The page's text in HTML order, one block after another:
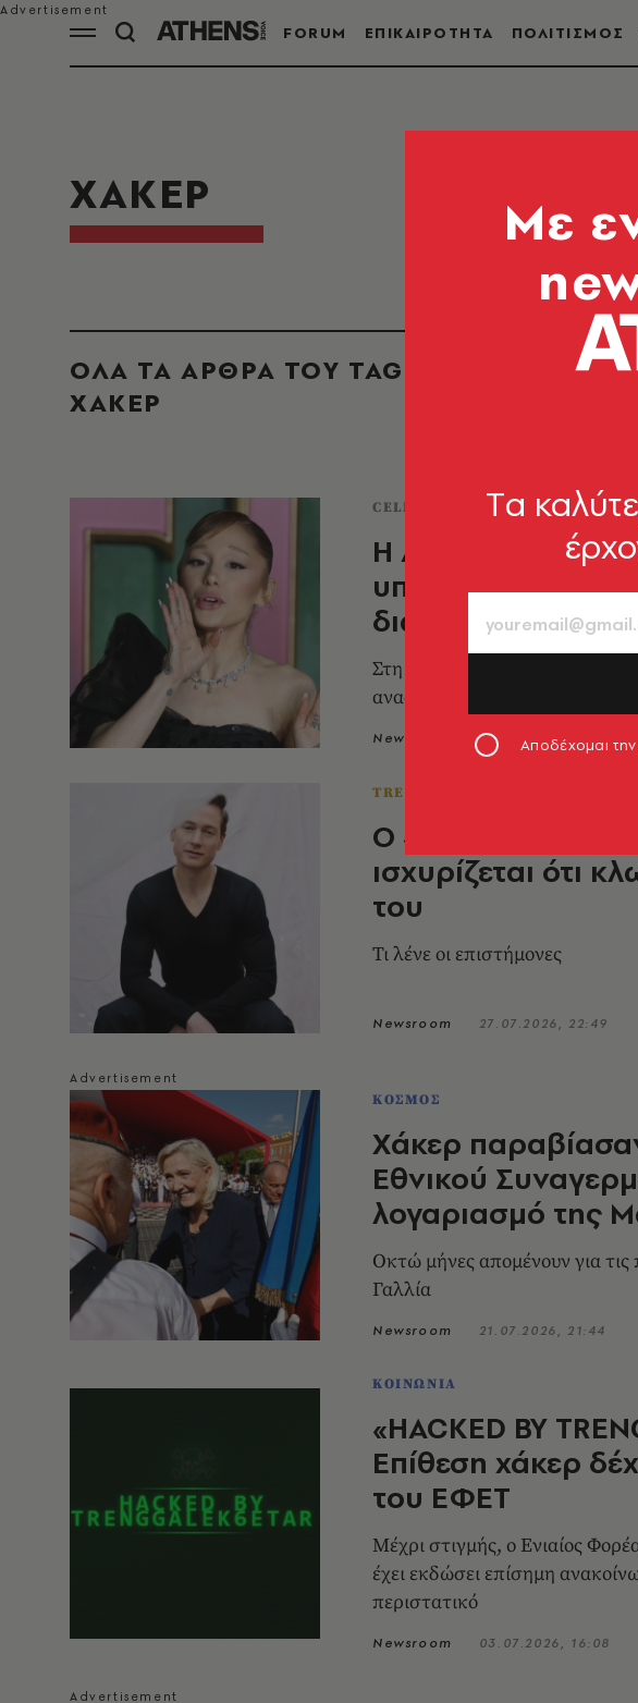
FORUM ΕΠΙΚΑΙΡΟΤΗΤΑ ΠΟΛΙΤΙΣΜΟΣ
ΧΑΚΕΡ
ΟΛΑ ΤΑ ΑΡΘΡΑ ΤΟΥ TAG
ΧΑΚΕΡ
CELEBRITIES
Η Αριάνα
υποκλοπή
διαρροή
Στη δικογραφία δεν
αναφέρονται με το γενικό
Newsroom 29.07.2026, 12:14
TRENDING NOW
Ο «biohacker»
ισχυρίζεται ότι
του
Τι λένε οι επιστήμονες
Newsroom 27.07.2026, 22:49
ΚΟΣΜΟΣ
Χάκερ
Εθνικού
λογαριασμό της
Οκτώ μήνες απομένουν για τις
Γαλλία
Newsroom 21.07.2026, 21:44
ΚΟΙΝΩΝΙΑ
«HACKED BY
Επίθεση χάκερ
του ΕΦΕΤ
Μέχρι στιγμής, ο Ενιαίος
έχει εκδώσει επίσημη
περιστατικό
Newsroom 03.07.2026, 16:08
Mε
Tα
Αποδέχομαι την